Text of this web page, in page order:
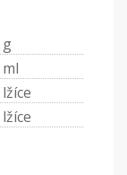
g
ml
lžíce
lžíce